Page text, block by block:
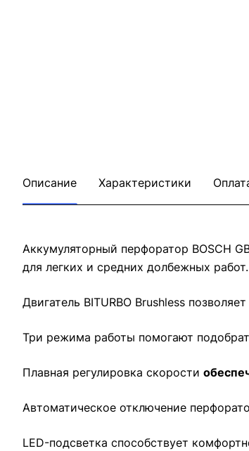
Описание Характеристики
Аккумуляторный перфоратор BOSCH
для легких и средних долбежных работ.
Двигатель BITURBO Brushless
Три режима работы помогают
Плавная регулировка скорости
Автоматическое отключение
LED-подсветка способствует